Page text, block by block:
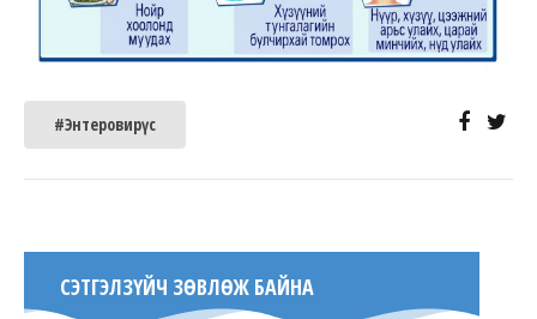
#Энтеровирүс
СЭТГЭЛЗҮЙЧ ЗӨВЛӨЖ БАЙНА